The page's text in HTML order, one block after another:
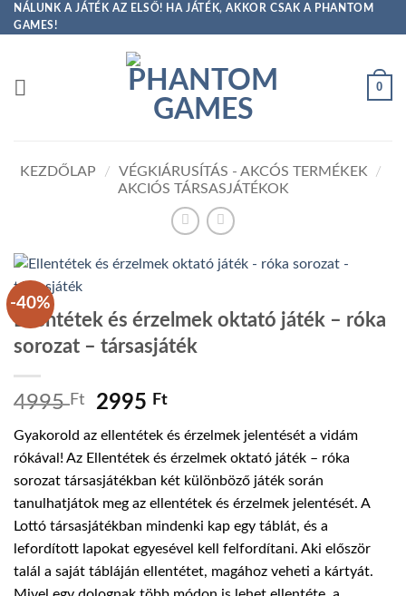
Skip
to
NÁLUNK A JÁTÉK AZ ELSŐ! HA JÁTÉK, AKKOR CSAK A PHANTOM
GAMES!
0
KEZDŐLAP / VÉGKIÁRUSÍTÁS - AKCÓS TERMÉKEK
/
AKCIÓS TÁRSASJÁTÉKOK
-40%
Ellentétek és érzelmek oktató játék – róka
sorozat – társasjáték
4995Ft
Original
was:
4995 Ft.
2995 FtCurrent
is:
2995 Ft.
Gyakorold az ellentétek és érzelmek jelentését a vidám
rókával! Az Ellentétek és érzelmek oktató játék – róka
sorozat társasjátékban két különböző játék során
tanulhatjátok meg az ellentétek és érzelmek jelentését. A
Lottó társasjátékban mindenki kap egy táblát, és a
lefordított lapokat egyesével kell felfordítani. Aki először
talál a saját tábláján ellentétet, magához veheti a kártyát.